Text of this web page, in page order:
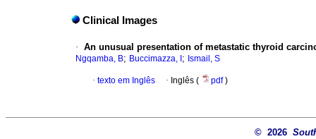
Clinical Images
· An unusual presentation of metastatic thyroid
Ngqamba, B; Buccimazza, I ; Ismail, S
· texto em Inglês · Inglês ( pdf)
© 2026